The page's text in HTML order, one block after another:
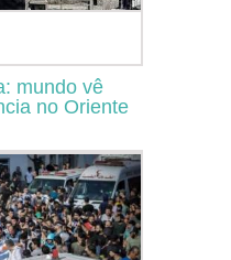
mundo vê
no Oriente